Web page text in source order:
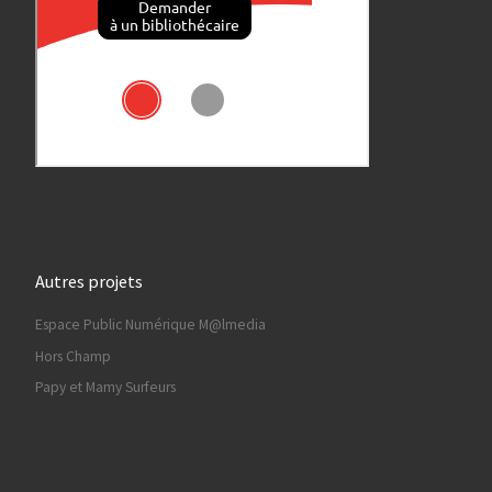
Autres projets
Espace Public Numérique M@lmedia
Hors Champ
Papy et Mamy Surfeurs